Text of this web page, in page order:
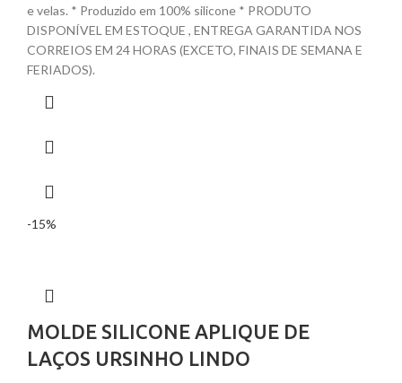
e velas. * Produzido em 100% silicone * PRODUTO
DISPONÍVEL EM ESTOQUE , ENTREGA GARANTIDA NOS
CORREIOS EM 24 HORAS (EXCETO, FINAIS DE SEMANA E
FERIADOS).
-15%
MOLDE SILICONE APLIQUE DE
LAÇOS URSINHO LINDO